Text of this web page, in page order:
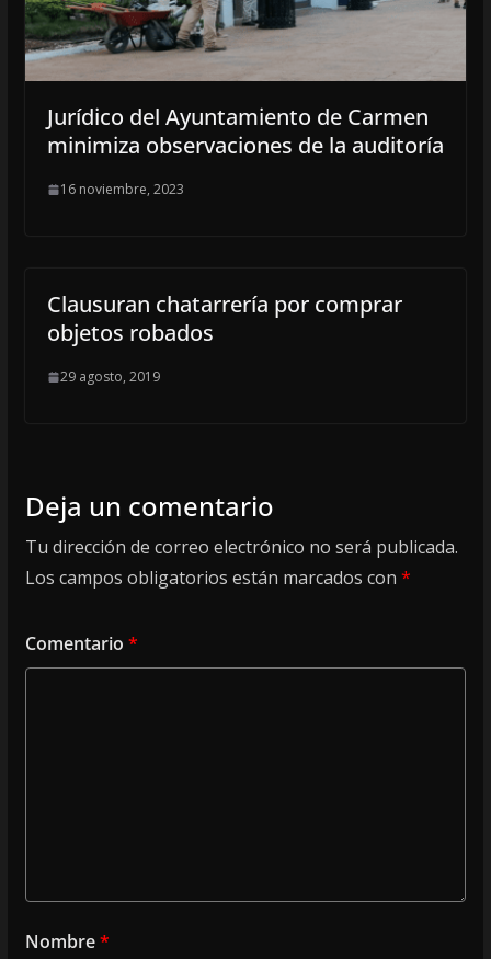
Jurídico del Ayuntamiento de Carmen
minimiza observaciones de la auditoría
16 noviembre, 2023
Clausuran chatarrería por comprar
objetos robados
29 agosto, 2019
Deja un comentario
Tu dirección de correo electrónico no será publicada.
Los campos obligatorios están marcados con *
Comentario *
Nombre*